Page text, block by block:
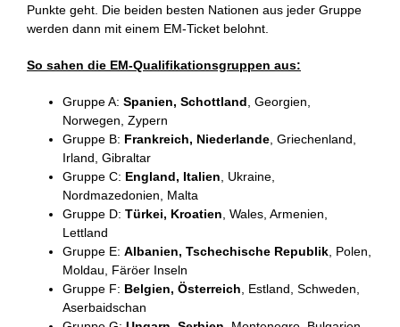
Punkte geht. Die beiden besten Nationen aus jeder Gruppe
werden dann mit einem EM-Ticket belohnt.
So sahen die EM-Qualifikationsgruppen aus:
Gruppe A: Spanien, Schottland , Georgien,
Norwegen, Zypern
Gruppe B: Frankreich, Niederlande , Griechenland,
Irland, Gibraltar
Gruppe C: England, Italien , Ukraine,
Nordmazedonien, Malta
Gruppe D: Türkei, Kroatien , Wales, Armenien,
Lettland
Gruppe E: Albanien, Tschechische Republik , Polen,
Moldau, Färöer Inseln
Gruppe F: Belgien, Österreich , Estland, Schweden,
Aserbaidschan